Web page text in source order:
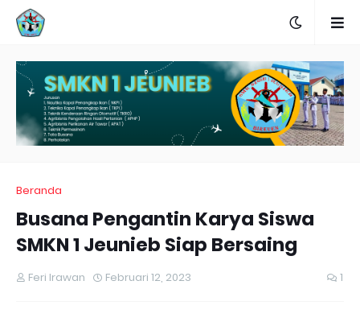
Beranda
Busana Pengantin Karya Siswa
SMKN 1 Jeunieb Siap Bersaing
Feri Irawan Februari 12, 2023 1